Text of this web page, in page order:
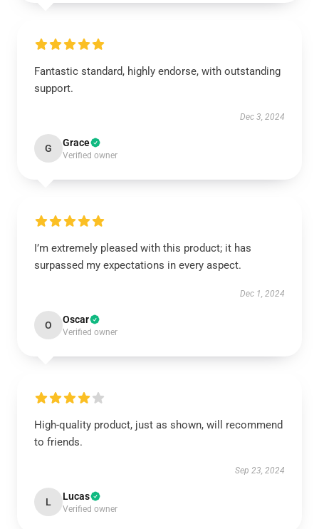
Fantastic standard, highly endorse, with outstanding
support.
Dec 3, 2024
G Grace
Verified owner
I’m extremely pleased with this product; it has
surpassed my expectations in every aspect.
Dec 1, 2024
O Oscar
Verified owner
High-quality product, just as shown, will recommend
to friends.
Sep 23, 2024
L Lucas
Verified owner